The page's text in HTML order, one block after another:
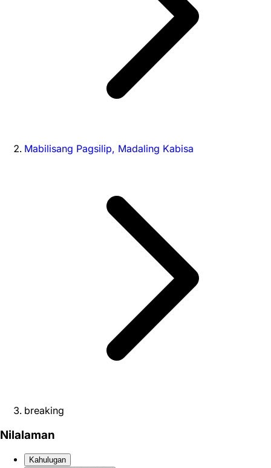
Mabilisang Pagsilip, Madaling Kabisa
breaking
Nilalaman
Kahulugan